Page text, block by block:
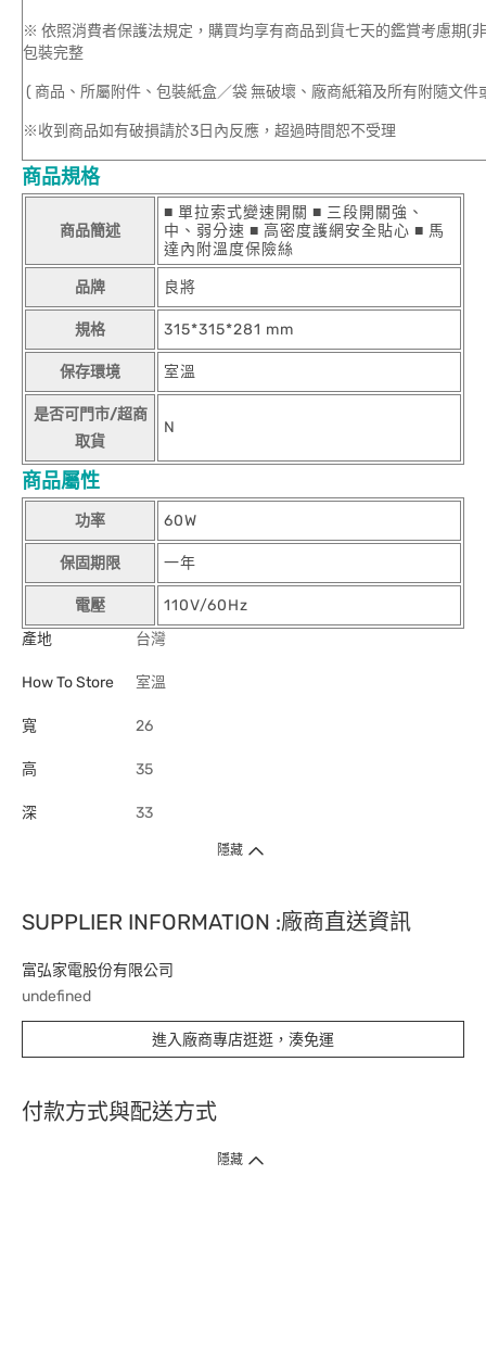
※ 依照消費者保護法規定，購買均享有商品到貨七天的鑑賞考慮期(
包裝完整
( 商品、所屬附件、包裝紙盒／袋 無破壞、廠商紙箱及所有附隨文
※收到商品如有破損請於3日內反應，超過時間恕不受理
商品規格
商品簡述
■ 單拉索式變速開關 ■ 三段開關強、
中、弱分速 ■ 高密度護網安全貼心 ■ 馬
達內附溫度保險絲
品牌 良將
規格 315*315*281 mm
保存環境 室溫
是否可門市/超商
取貨
N
商品屬性
功率 60W
保固期限 一年
電壓
110V/60Hz
產地
台灣
How To Store 室溫
寬 26
高 35
深 33
隱藏
SUPPLIER INFORMATION :廠商直送資訊
富弘家電股份有限公司
undefined
進入廠商專店逛逛，湊免運
付款方式與配送方式
隱藏